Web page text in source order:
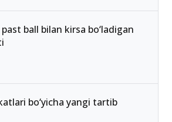
ball bilan kirsa bo‘ladigan
bo‘yicha yangi tartib